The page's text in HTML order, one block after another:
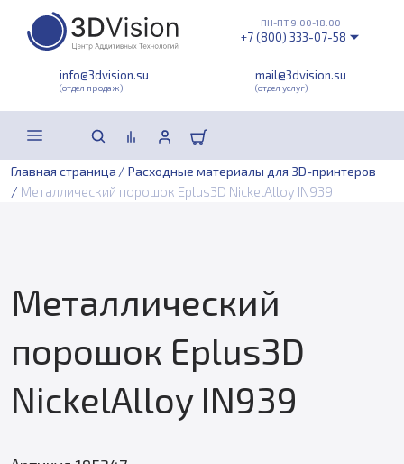
info@3dvision.su
(отдел продаж)
mail@3dvision.su
(отдел услуг)
ПН-ПТ 9:00-18:00
+7 (800) 333-07-58
Главная страница / Расходные материалы для 3D-принтеров
/ Металлический порошок Eplus3D NickelAlloy IN939
Металлический
порошок Eplus3D
NickelAlloy IN939